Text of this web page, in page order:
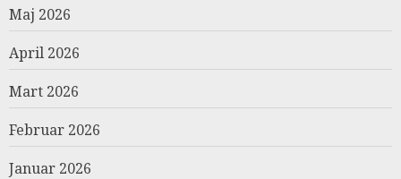
Maj 2026
April 2026
Mart 2026
Februar 2026
Januar 2026